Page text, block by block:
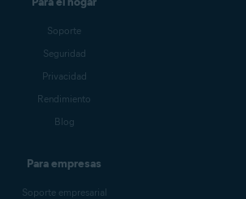
Soporte
Seguridad
Privacidad
Rendimiento
Blog
Para empresas
Soporte empresarial